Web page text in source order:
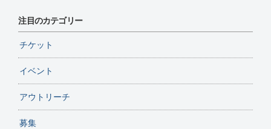
注目のカテゴリー
チケット
イベント
アウトリーチ
募集